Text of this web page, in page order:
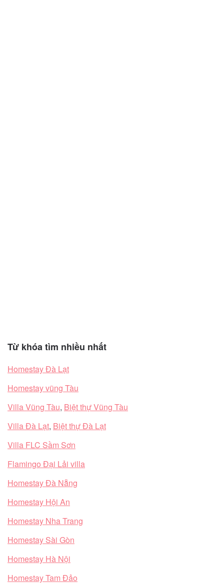
Từ khóa tìm nhiều nhất
Homestay Đà Lạt
Homestay vũng Tàu
Villa Vũng Tàu, Biệt thự Vũng Tàu
Villa Đà Lạt, Biệt thự Đà Lạt
Villa FLC Sầm Sơn
Flamingo Đại Lải villa
Homestay Đà Nẵng
Homestay Hội An
Homestay Nha Trang
Homestay Sài Gòn
Homestay Hà Nội
Homestay Tam Đảo